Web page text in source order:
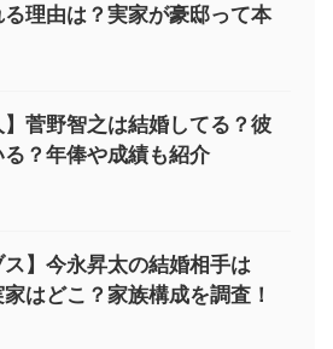
理由は？実家が豪邸って本
】菅野智之は結婚してる？彼
？年俸や成績も紹介
ス】今永昇太の結婚相手は
はどこ？家族構成を調査！